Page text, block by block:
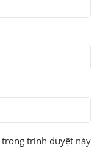
trình duyệt này